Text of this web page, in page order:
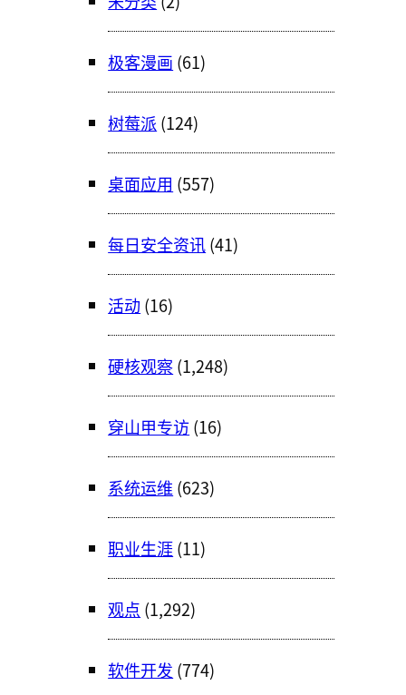
极客漫画 (61)
树莓派 (124)
桌面应用 (557)
每日安全资讯(41)
活动 (16)
硬核观察(1,248)
穿山甲专访(16)
系统运维(623)
职业生涯(11)
观点 (1,292)
软件开发 (774)